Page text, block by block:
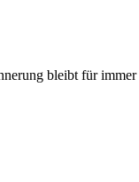
bleibt für immer